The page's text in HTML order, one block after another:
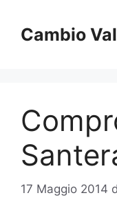
contenuto
Cambio
17 Maggio 2014